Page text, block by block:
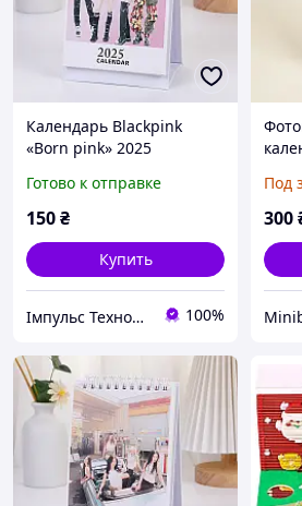
Календарь Blackpink
«Born pink» 2025
Готово к отправке
150₴
Купить
Імпульс Технологій 100%
Под
300